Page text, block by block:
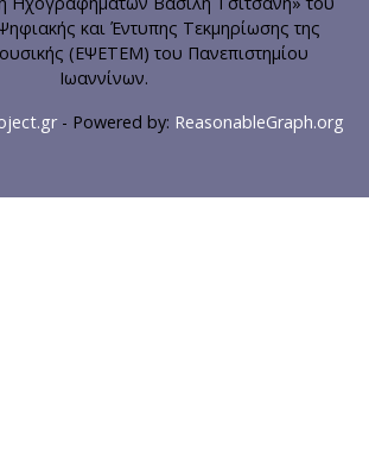
και Έντυπης Τεκμηρίωσης της
(ΕΨΕΤΕΜ) του Πανεπιστημίου
Ιωαννίνων.
- Powered by: ReasonableGraph.org